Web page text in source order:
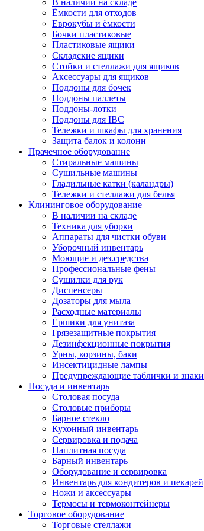
В наличии на складе
Ёмкости для отходов
Еврокубы и ёмкости
Бочки пластиковые
Пластиковые ящики
Складские ящики
Стойки и стеллажи для ящиков
Аксессуары для ящиков
Поддоны для бочек
Поддоны паллеты
Поддоны-лотки
Поддоны для IBC
Тележки и шкафы для хранения
Защита балок и колонн
Прачечное оборудование
Стиральные машины
Сушильные машины
Гладильные катки (каландры)
Тележки и стеллажи для белья
Клининговое оборудование
В наличии на складе
Техника для уборки
Аппараты для чистки обуви
Уборочный инвентарь
Моющие и дез.средства
Профессиональные фены
Сушилки для рук
Диспенсеры
Дозаторы для мыла
Расходные материалы
Ёршики для унитаза
Грязезащитные покрытия
Дезинфекционные покрытия
Урны, корзины, баки
Инсектицидные лампы
Предупреждающие таблички и знаки
Посуда и инвентарь
Столовая посуда
Столовые приборы
Барное стекло
Кухонный инвентарь
Сервировка и подача
Наплитная посуда
Барный инвентарь
Оборудование и сервировка
Инвентарь для кондитеров и пекарей
Ножи и аксессуары
Термосы и термоконтейнеры
Торговое оборудование
Торговые стеллажи